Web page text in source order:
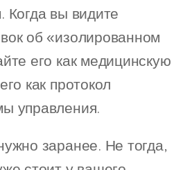
Когда вы видите
об «изолированном
его как медицинскую
как протокол
управления.
заранее. Не тогда,